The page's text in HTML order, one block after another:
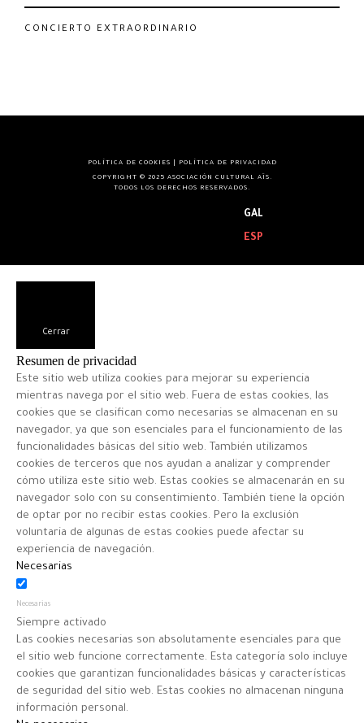
CONCIERTO EXTRAORDINARIO
GAL
ESP
POLÍTICA DE COOKIES
POLÍTICA DE PRIVACIDAD
COPYRIGHT © 2025 ASOCIACIÓN CULTURAL AÏS.
TODOS LOS DERECHOS RESERVADOS.
Cerrar
Resumen de privacidad
Este sitio web utiliza cookies para mejorar su experiencia
mientras navega por el sitio web. Fuera de estas cookies, las
cookies que se clasifican como necesarias se almacenan en su
navegador, ya que son esenciales para el funcionamiento de las
funcionalidades básicas del sitio web. También utilizamos
cookies de terceros que nos ayudan a analizar y comprender
cómo utiliza este sitio web. Estas cookies se almacenarán en su
navegador solo con su consentimiento. También tiene la opción
de optar por no recibir estas cookies. Pero la exclusión
voluntaria de algunas de estas cookies puede afectar su
experiencia de navegación.
Necesarias
Necesarias
Siempre activado
Las cookies necesarias son absolutamente esenciales para que
el sitio web funcione correctamente. Esta categoría solo incluye
cookies que garantizan funcionalidades básicas y características
de seguridad del sitio web. Estas cookies no almacenan ninguna
información personal.